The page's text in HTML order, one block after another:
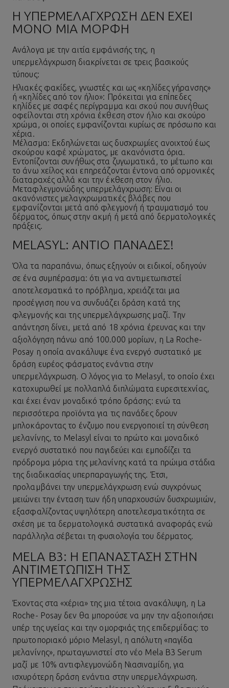
Η ΥΠΕΡΜΕΛΆΓΧΡΩΣΗ ΔΕΝ ΈΧΕΙ
ΜΌΝΟ ΜΊΑ ΜΟΡΦΉ
Ανάλογα με την αιτία εμφάνισής της, η
υπερμελάγχρωση διακρίνεται σε τρεις βασικούς
τύπους:
Ηλιακές φακίδες, γνωστές και ως «κηλίδες γήρανσης»
ή «κηλίδες από τον ήλιο»: Πρόκειται για επίπεδες
κηλίδες με σαφές περίγραμμα και σκού που συνήθως
οφείλονται στη χρόνια έκθεση στον ήλιο και σκούρο
χρώμα, οι οποίες εμφανίζονται κυρίως σε πρόσωπο και
χέρια.
Μέλασμα: Εκδηλώνεται ως δυσχρωμίες ανοιχτού έως
σκούρου καφέ χρώματος, με ακανόνιστα όρια.
Εντοπίζονται συνήθως στα ζυγωματικά, το μέτωπο και
το άνω χείλος και επηρεάζονται έντονα από ορμονικές
διαταραχές αλλά και την έκθεση στον ήλιο.
Μεταφλεγμονώδης υπερμελάγχρωση: Είναι οι
ακανόνιστες μελαγχρωματικές βλάβες που
εμφανίζονται μετά από φλεγμονή ή τραυματισμό του
δέρματος, όπως στην ακμή ή μετά από δερματολογικές
πράξεις.
MELASYL: ΑΝΤΊΟ ΠΑΝΆΔΕΣ!
Όλα τα παραπάνω, όπως εξηγούν οι ειδικοί, οδηγούν
σε ένα συμπέρασμα: ότι για να αντιμετωπιστεί
αποτελεσματικά το πρόβλημα, χρειάζεται μια
προσέγγιση που να συνδυάζει δράση κατά της
φλεγμονής και της υπερμελάγχρωσης μαζί. Την
απάντηση δίνει, μετά από 18 χρόνια έρευνας και την
αξιολόγηση πάνω από 100.000 μορίων, η La Roche-
Posay η οποία ανακάλυψε ένα ενεργό συστατικό με
δράση ευρέος φάσματος ενάντια στην
υπερμελάγχρωση. Ο λόγος για το Melasyl, το οποίο έχει
κατοχυρωθεί με πολλαπλά διπλώματα ευρεσιτεχνίας,
και έχει έναν μοναδικό τρόπο δράσης: ενώ τα
περισσότερα προϊόντα για τις πανάδες δρουν
μπλοκάροντας το ένζυμο που ενεργοποιεί τη σύνθεση
μελανίνης, το Melasyl είναι το πρώτο και μοναδικό
ενεργό συστατικό που παγιδεύει και εμποδίζει τα
πρόδρομα μόρια της μελανίνης κατά τα πρώιμα στάδια
της διαδικασίας υπερπαραγωγής της. Έτσι,
προλαμβάνει την υπερμελάγχρωση ενώ συγχρόνως
μειώνει την ένταση των ήδη υπαρχουσών δυσχρωμιών,
εξασφαλίζοντας υψηλότερη αποτελεσματικότητα σε
σχέση με τα δερματολογικά συστατικά αναφοράς ενώ
παράλληλα σέβεται τη φυσιολογία του δέρματος.
MELA B3: Η ΕΠΑΝΆΣΤΑΣΗ ΣΤΗΝ
ΑΝΤΙΜΕΤΏΠΙΣΗ ΤΗΣ
ΥΠΕΡΜΕΛΆΓΧΡΩΣΗΣ
Έχοντας στα «χέρια» της μια τέτοια ανακάλυψη, η La
Roche- Posay δεν θα μπορούσε να μην την αξιοποιήσει
υπέρ της υγείας και την ομορφιάς της επιδερμίδας: το
πρωτοποριακό μόριο Melasyl, η απόλυτη «παγίδα
μελανίνης», πρωταγωνιστεί στο νέο Mela B3 Serum
μαζί με 10% αντιφλεγμονώδη Νιασιναμίδη, για
ισχυρότερη δράση ενάντια στην υπερμελάγχρωση.